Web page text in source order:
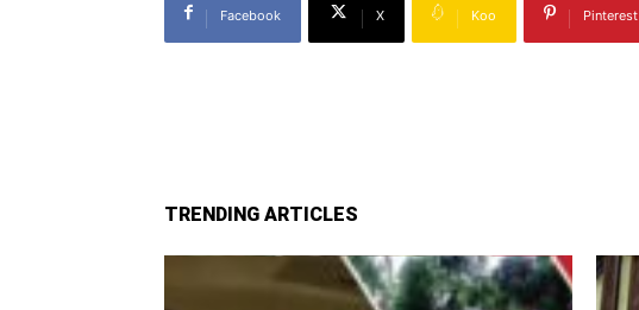
Facebook X Koo Pinterest
TRENDING ARTICLES